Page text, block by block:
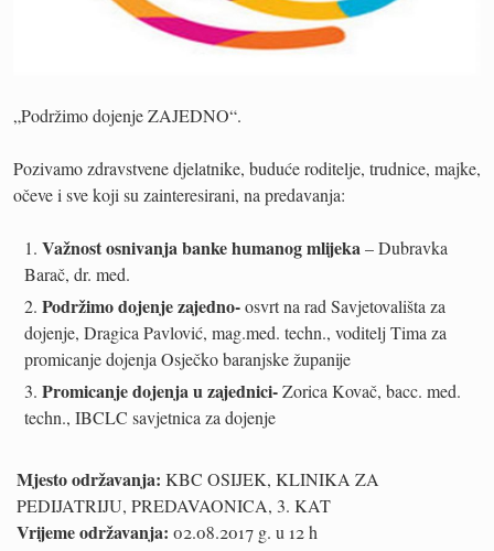
„Podržimo dojenje ZAJEDNO“.
Pozivamo zdravstvene djelatnike, buduće roditelje, trudnice, majke,
očeve i sve koji su zainteresirani, na predavanja:
Važnost osnivanja banke humanog mlijeka– Dubravka
Barač, dr. med.
Podržimo dojenje zajedno-osvrt na rad Savjetovališta za
dojenje, Dragica Pavlović, mag.med. techn., voditelj Tima za
promicanje dojenja Osječko baranjske županije
Promicanje dojenja u zajednici-Zorica Kovač, bacc. med.
techn., IBCLC savjetnica za dojenje
Mjesto održavanja: KBC OSIJEK, KLINIKA ZA
PEDIJATRIJU, PREDAVAONICA, 3. KAT
Vrijeme održavanja: 02.08.2017 g. u 12 h